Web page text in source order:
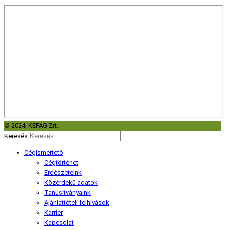
© 2024. KEFAG Zrt.
Keresés
Cégismertető
Cégtörténet
Erdészeteink
Közérdekű adatok
Tanúsítványaink
Ajánlattételi felhívások
Karrier
Kapcsolat